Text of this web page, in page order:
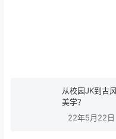
从校园JK到古
美学？
22年5月22日